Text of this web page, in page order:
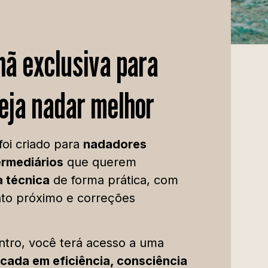
exclusiva para
nadar melhor
criado para nadadores
que querem
técnica de forma prática, com
próximo e correções
você terá acesso a uma
em eficiência, consciência